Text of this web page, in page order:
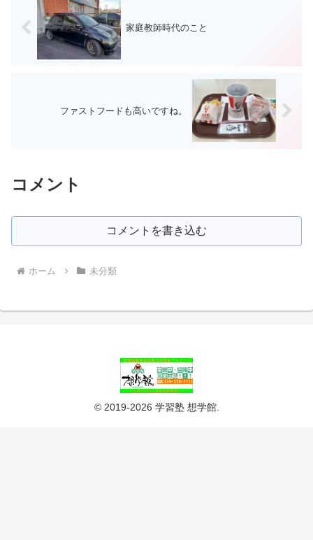
家庭教師時代のこと
ファストフードも高いですね。
コメント
コメントを書き込む
ホーム 未分類
© 2019-2026 学習塾 想学館.